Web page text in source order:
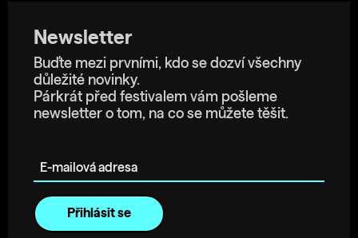
Newsletter
Buďte mezi prvními, kdo se dozví všechny
důležité novinky.
Párkrát před festivalem vám pošleme
newsletter o tom, na co se můžete těšit.